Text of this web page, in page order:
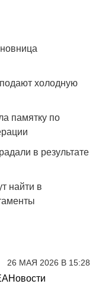
холодную
памятку по
в результате
найти в
26 МАЯ 2026 В 15:28